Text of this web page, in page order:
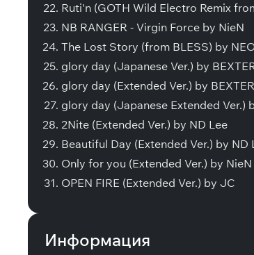
Ruti'n (GOTH Wild Electro Remix
NB RANGER - Virgin Force by NieN
The Lost Story (from BLESS) by
glory day (Japanese Ver.) by
glory day (Extended Ver.) by
glory day (Japanese Extended Ver.)
2Nite (Extended Ver.) by ND Lee
Beautiful Day (Extended Ver.) by ND
Only for you (Extended Ver.) by NieN
OPEN FIRE (Extended Ver.) by JC
Информация